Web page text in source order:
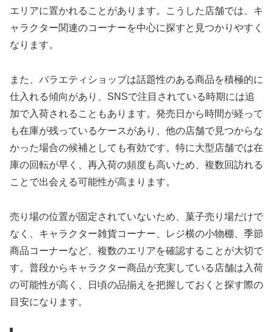
エリアに置かれることがあります。こうした店舗では、キ
ャラクター関連のコーナーを中心に探すと見つかりやすく
なります。
また、バラエティショップは話題性のある商品を積極的に
仕入れる傾向があり、SNSで注目されている時期には追
加で入荷されることもあります。発売日から時間が経って
も在庫が残っているケースがあり、他の店舗で見つからな
かった場合の候補としても有効です。特に大型店舗では在
庫の回転が早く、再入荷の頻度も高いため、複数回訪れる
ことで出会える可能性が高まります。
売り場の位置が固定されていないため、菓子売り場だけで
なく、キャラクター雑貨コーナー、レジ横の小物棚、季節
商品コーナーなど、複数のエリアを確認することが大切で
す。普段からキャラクター商品が充実している店舗は入荷
の可能性が高く、日頃の品揃えを把握しておくと探す際の
目安になります。